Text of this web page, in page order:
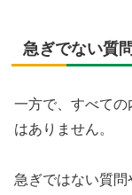
急ぎでない質
一方で、すべて
はありません。
急ぎではない質